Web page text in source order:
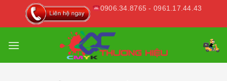
0906.34.8765 - 0961.17.44.43